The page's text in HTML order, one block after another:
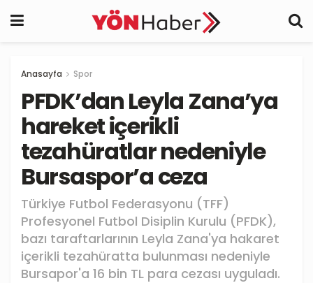
Anasayfa Spor
PFDK’dan Leyla Zana’ya
hareket içerikli
tezahüratlar nedeniyle
Bursaspor’a ceza
Türkiye Futbol Federasyonu (TFF)
Profesyonel Futbol Disiplin Kurulu (PFDK),
bazı taraftarlarının Leyla Zana'ya hakaret
içerikli tezahüratta bulunması nedeniyle
Bursapor'a 16 bin TL para cezası uyguladı.